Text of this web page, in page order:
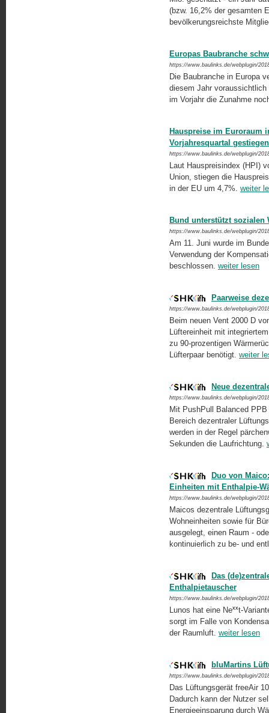
(bzw. 16,2% der gesamten
bevölkerungsreichste
Europas Baubranche
https://www.baulinks.de/webplugin/
Die Baubranche in Europa
diesem Jahr
im Vorjahr die Zunahme
Hauspreise im Euroraum
Vorjahresquartal gestiegen
https://www.baulinks.de/webplugin/
Laut Hauspreisindex (HPI)
Union, stiegen die
in der EU um 4,7%. weiter
Bund unterstützt sozialen
https://www.baulinks.de/webplugin/
Am 11. Juni wurde im
Verwendung der
beschlossen. weiter lesen
Paarweise
https://www.baulinks.de/webplugin/
Beim neuen Vent 2000 D
Lüftereinheit mit
zu 90-prozentigen
Lüfterpaar benötigt. weiter
Neue
https://www.baulinks.de/webplugin/
Mit PushPull Balanced
Bereich dezentraler
werden in der Regel
Sekunden die Laufrichtung.
Duo von
Einheiten mit Enthalpie-
https://www.baulinks.de/webplugin/
Maicos dezentrale
Wohneinheiten sowie für
ausgelegt, einen Raum -
kontinuierlich zu be- und
Das
Enthalpietauscher
https://www.baulinks.de/webplugin/
Lunos hat eine Nexxt-
sorgt im Falle von
der Raumluft. weiter lesen
bluMartins
https://www.baulinks.de/webplugin/
Das Lüftungsgerät freeAir
Dadurch kann der Nutzer
Energieeinsparung durch